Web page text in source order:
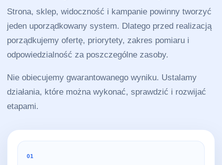
Strona, sklep, widoczność i kampanie powinny tworzyć
jeden uporządkowany system. Dlatego przed realizacją
porządkujemy ofertę, priorytety, zakres pomiaru i
odpowiedzialność za poszczególne zasoby.
Nie obiecujemy gwarantowanego wyniku. Ustalamy
działania, które można wykonać, sprawdzić i rozwijać
etapami.
01